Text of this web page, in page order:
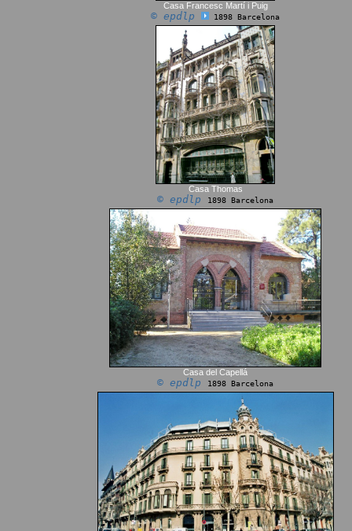
Casa Francesc Martí i Puig
© epdlp 1898 Barcelona
Casa Thomas
© epdlp 1898 Barcelona
Casa del Capellá
© epdlp 1898 Barcelona